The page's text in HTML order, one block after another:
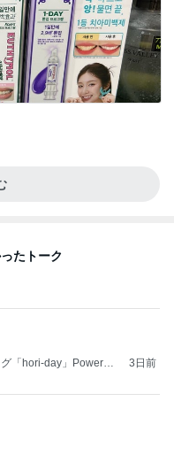
たトーク
「hori-day」Powered
3日前